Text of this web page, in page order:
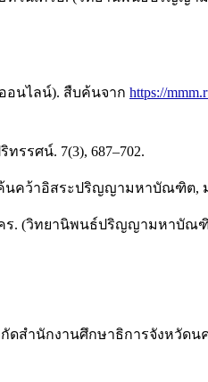
อนไลน์). สืบค้นจาก https://
รศน์. 7(3), 687–702.
นคว้าอิสระปริญญามหาบัณฑิต,
ร. (วิทยานิพนธ์ปริญญามหาบัณ
ดสำนักงานศึกษาธิการจังหวัดน